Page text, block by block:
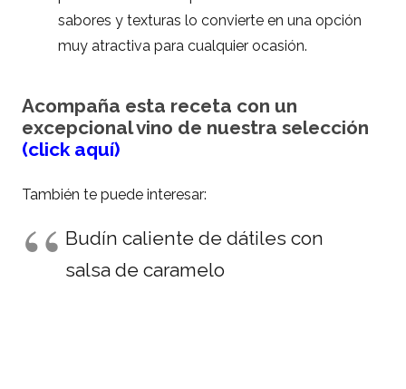
sabores y texturas lo convierte en una opción
muy atractiva para cualquier ocasión.
Acompaña esta receta con un
excepcional vino de nuestra selección
(click aquí)
También te puede interesar:
Budín caliente de dátiles con
salsa de caramelo